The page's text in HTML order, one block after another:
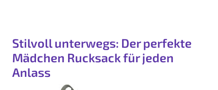
Stilvoll unterwegs: Der perfekte
Mädchen Rucksack für jeden
Anlass